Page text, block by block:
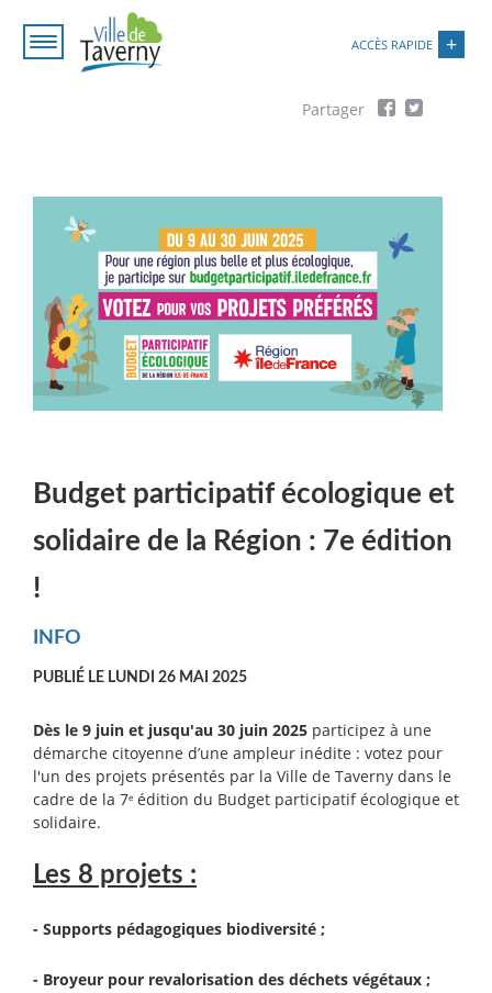
contenu
ACCÈS RAPIDE
Budget participatif écologique et
solidaire de la Région : 7e édition
!
INFO
PUBLIÉ LE LUNDI 26 MAI 2025
Dès le 9 juin et jusqu'au 30 juin 2025 participez à une
démarche citoyenne d’une ampleur inédite : votez pour
l'un des projets présentés par la Ville de Taverny dans le
cadre de la 7e édition du Budget participatif écologique et
solidaire.
Les 8 projets :
- Supports pédagogiques biodiversité ;
- Broyeur pour revalorisation des déchets végétaux ;
Paramétrer les cookies